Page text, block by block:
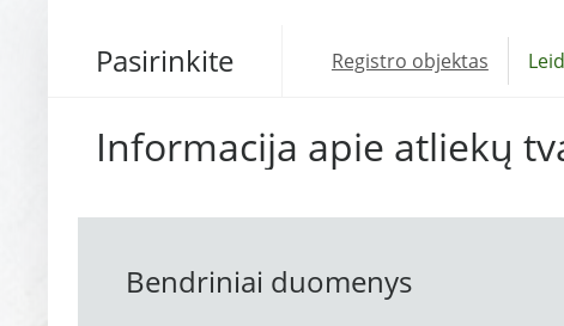
Pasirinkite Registro objektas
Informacija apie atliekų
Bendriniai duomenys